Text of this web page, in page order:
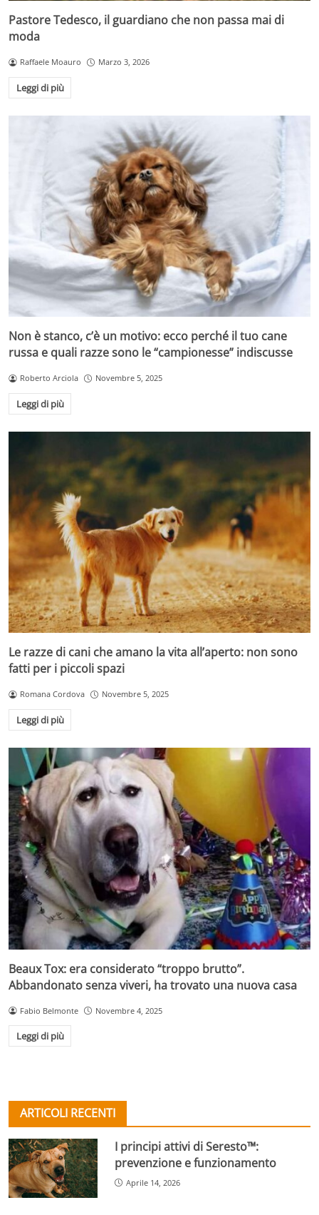
Pastore Tedesco, il guardiano che non passa mai di
moda
Raffaele Moauro Marzo 3, 2026
Leggi di più
Non è stanco, c’è un motivo: ecco perché il tuo cane
russa e quali razze sono le “campionesse” indiscusse
Roberto Arciola Novembre 5, 2025
Leggi di più
Le razze di cani che amano la vita all’aperto: non sono
fatti per i piccoli spazi
Romana Cordova Novembre 5, 2025
Leggi di più
Beaux Tox: era considerato “troppo brutto”.
Abbandonato senza viveri, ha trovato una nuova casa
Fabio Belmonte Novembre 4, 2025
Leggi di più
ARTICOLI RECENTI
I principi attivi di Seresto™:
prevenzione e funzionamento
Aprile 14, 2026